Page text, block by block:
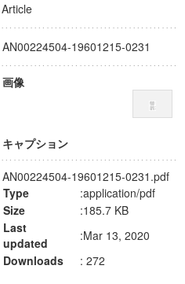
COEプログラム市民社会ガバナンス
プログラム論理と感性の先端的
グプログラム「超成熟社会発展のサ
Article
AN00224504-19601215-0231
画像
キャプション
AN00224504-19601215-0231.pdf
Type
:application/pdf
Size
:185.7 KB
Last
updated
:Mar 13, 2020
Downloads
: 272